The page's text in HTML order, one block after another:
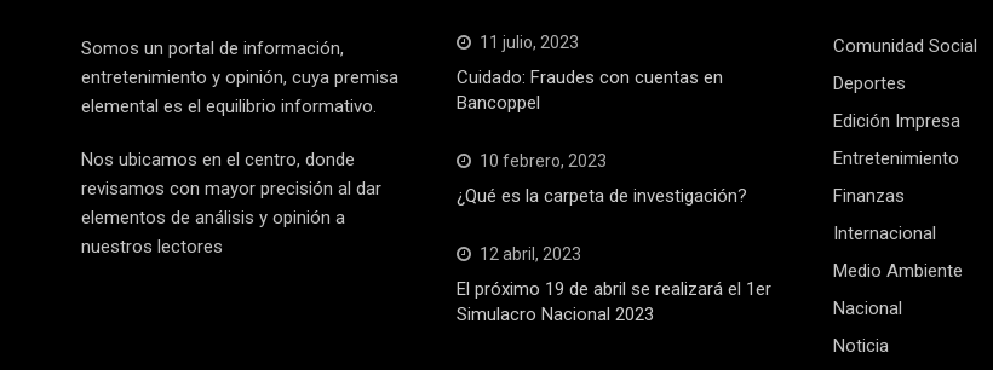
Somos un portal de información,
entretenimiento y opinión, cuya premisa
elemental es el equilibrio informativo.
Nos ubicamos en el centro, donde
revisamos con mayor precisión al dar
elementos de análisis y opinión a
nuestros lectores
11 julio, 2023
Cuidado: Fraudes con cuentas en
Bancoppel
10 febrero, 2023
¿Qué es la carpeta de investigación?
12 abril, 2023
El próximo 19 de abril se realizará el 1er
Simulacro Nacional 2023
Comunidad Social
Deportes
Edición Impresa
Entretenimiento
Finanzas
Internacional
Medio Ambiente
Nacional
Noticia